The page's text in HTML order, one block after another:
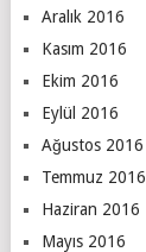
Aralık 2016
Kasım 2016
Ekim 2016
Eylül 2016
Ağustos 2016
Temmuz 2016
Haziran 2016
Mayıs 2016